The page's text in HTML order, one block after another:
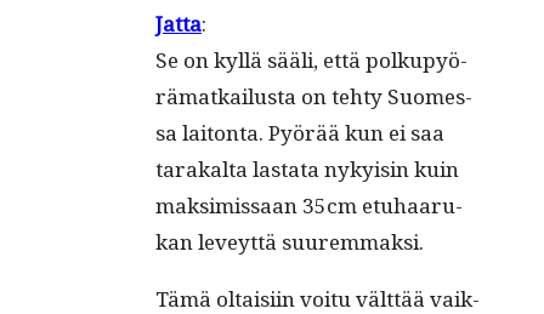
Jat­ta:
Se on kyl­lä sää­li, että pol­ku­pyö­
rä­mat­kai­lus­ta on teh­ty Suo­mes­
sa lai­ton­ta. Pyö­rää kun ei saa
tara­kal­ta las­ta­ta nykyi­sin kuin
mak­si­mis­saan 35cm etu­haa­ru­
kan leveyt­tä suuremmaksi.
Tämä oltai­siin voi­tu vält­tää vaik­